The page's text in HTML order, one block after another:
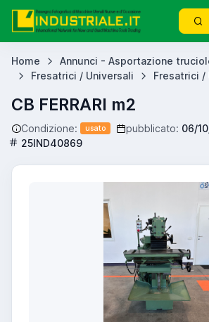
Home Annunci - Asportazione
Fresatrici / Universali
Fresatrici /
CB FERRARI m2
Condizione: usato pubblicato: 06/
25IND40869